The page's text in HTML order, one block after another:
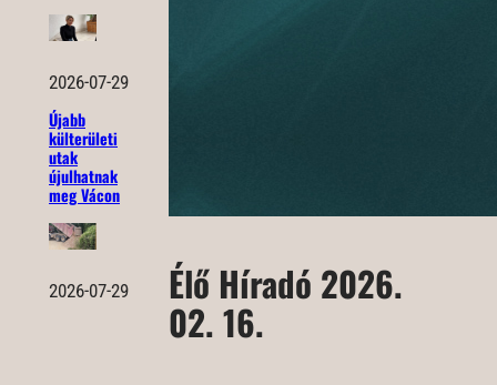
2026-07-29
Újabb
külterületi
utak
újulhatnak
meg Vácon
2026-07-29 Élő Híradó 2026.
02. 16.